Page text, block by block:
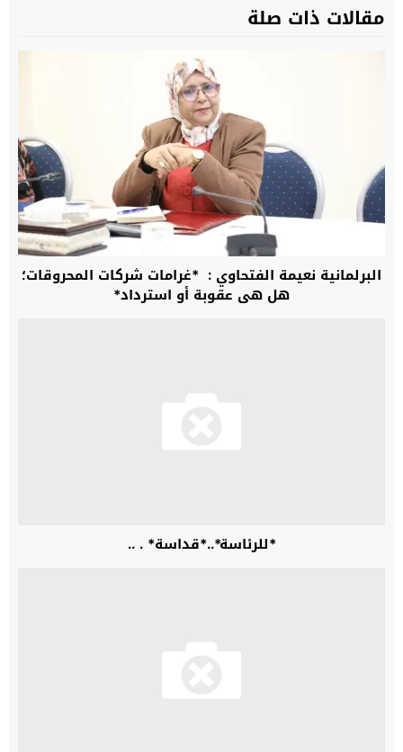
مقالات ذات صلة
البرلمانية نعيمة الفتحاوي : *غرامات شركات المحروقات؛
هل هي عقوبة أو استرداد*
*للرئاسة*..*قداسة* . ..